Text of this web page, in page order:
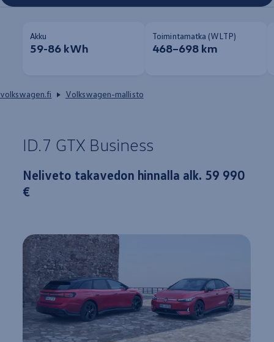
Akku
59-86 kWh
Toimintamatka (WLTP)
468–698 km
volkswagen.fi Volkswagen-mallisto
ID.7 GTX Business
Neliveto takavedon hinnalla alk. 59 990
€